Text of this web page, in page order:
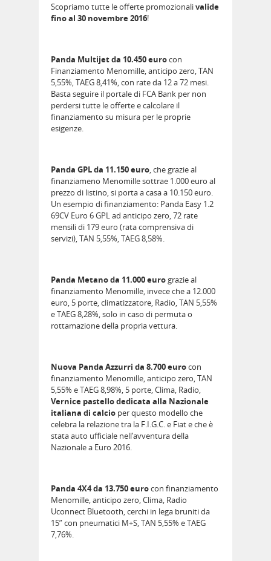
Scopriamo tutte le offerte promozionalivalide
fino al 30 novembre 2016!
Panda Multijet da 10.450 eurocon
Finanziamento Menomille, anticipo zero, TAN
5,55%, TAEG 8,41%, con rate da 12 a 72 mesi.
Basta seguire il portale di FCA Bank per non
perdersi tutte le offerte e calcolare il
finanziamento su misura per le proprie
esigenze.
Panda GPL da 11.150 euro , che grazie al
finanziameno Menomille sottrae 1.000 euro al
prezzo di listino, si porta a casa a 10.150 euro.
Un esempio di finanziamento: Panda Easy 1.2
69CV Euro 6 GPL ad anticipo zero, 72 rate
mensili di 179 euro (rata comprensiva di
servizi), TAN 5,55%, TAEG 8,58%.
Panda Metano da 11.000 euro grazie al
finanziamento Menomille, invece che a 12.000
euro, 5 porte, climatizzatore, Radio, TAN 5,55%
e TAEG 8,28%, solo in caso di permuta o
rottamazione della propria vettura.
Nuova Panda Azzurri da 8.700 eurocon
finanziamento Menomille, anticipo zero, TAN
5,55% e TAEG 8,98%, 5 porte, Clima, Radio,
Vernice pastello dedicata alla Nazionale
italiana di calcio per questo modello che
celebra la relazione tra la F.I.G.C. e Fiat e che è
stata auto ufficiale nell’avventura della
Nazionale a Euro 2016.
Panda 4X4 da 13.750 eurocon finanziamento
Menomille, anticipo zero, Clima, Radio
Uconnect Bluetooth, cerchi in lega bruniti da
15” con pneumatici M+S, TAN 5,55% e TAEG
7,76%.